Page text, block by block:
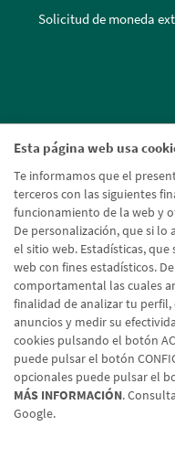
Esta página web usa
Te informamos que el
terceros con las siguientes
funcionamiento de la web y
De personalización, que si lo
el sitio web. Estadísticas,
web con fines estadísticos.
comportamental las cuales
finalidad de analizar tu
anuncios y medir su
cookies pulsando el botón
puede pulsar el botón
opcionales puede pulsar el
MÁS INFORMACIÓN. Consulta
Google.
Solicitud de moneda
Aviso legal